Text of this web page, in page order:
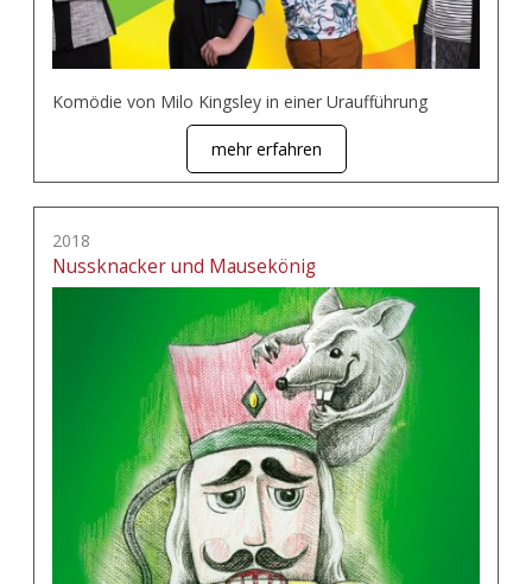
Komödie von Milo Kingsley in einer Uraufführung
mehr erfahren
2018
Nussknacker und Mausekönig